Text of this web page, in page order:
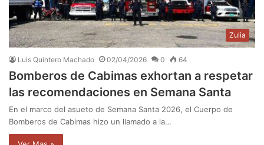
Zulia
Luis Quintero Machado 02/04/2026 0 64
‎Bomberos de Cabimas exhortan a respetar
las recomendaciones en Semana Santa
En el marco del asueto de Semana Santa 2026, el Cuerpo de
Bomberos de Cabimas hizo un llamado a la…